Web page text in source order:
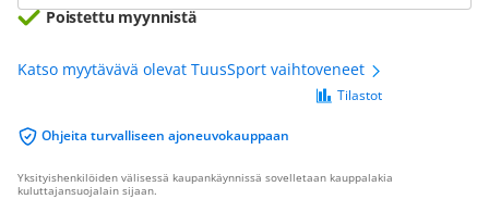
Poistettu myynnistä
Katso myytävävä olevat TuusSport vaihtoveneet
Ohjeita turvalliseen ajoneuvokauppaan
Tilastot
Yksityishenkilöiden välisessä kaupankäynnissä sovelletaan kauppalakia
kuluttajansuojalain sijaan.